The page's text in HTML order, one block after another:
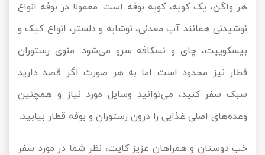
هر واگن، یک کوپه، کوپه بوفه است. معمولا در بوفه انواع
نوشیدنی همانند آب معدنی، نوشابه و دلستر، انواع کیک و
بیسکوییت، چای و نسکافه سرو می‌شود. منوی رستوران
قطار نیز محدود است اما به هر صورت اگر قصد دارید
سبک سفر کنید، می‌توانید وسایل مورد نیاز و همچنین
وعده‌های اصلی غذایی را درون رستوران و بوفه قطار بیابید.
خب دوستان و همراهان عزیز کایت، نظر شما در مورد سفر